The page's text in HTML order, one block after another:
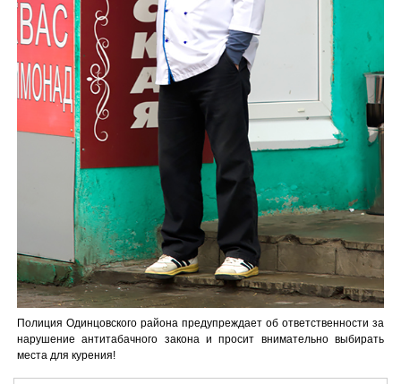
Полиция Одинцовского района предупреждает об ответственности за
нарушение антитабачного закона и просит внимательно выбирать
места для курения!